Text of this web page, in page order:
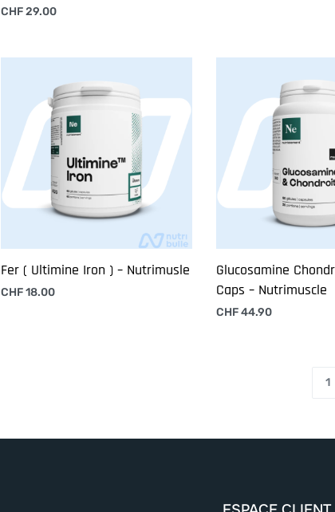
CHF29.00
Fer ( Ultimine Iron ) – Nutrimusle
CHF18.00
Glucosamine
Caps – Nutrimuscle
CHF44.90
1